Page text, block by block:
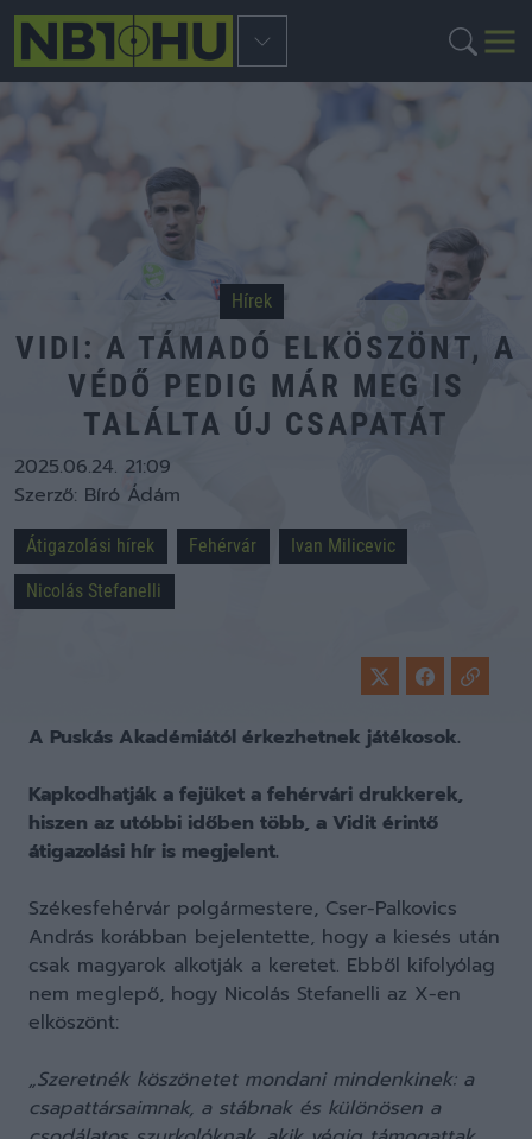
Hírek
VIDI: A TÁMADÓ ELKÖSZÖNT, A
VÉDŐ PEDIG MÁR MEG IS
TALÁLTA ÚJ CSAPATÁT
2025.06.24. 21:09
Szerző: Bíró Ádám
Átigazolási hírek Fehérvár
Ivan Milicevic
Nicolás Stefanelli
A Puskás Akadémiától érkezhetnek játékosok.
Kapkodhatják a fejüket a fehérvári drukkerek,
hiszen az utóbbi időben több, a Vidit érintő
átigazolási hír is megjelent.
Székesfehérvár polgármestere, Cser-Palkovics
András korábban bejelentette, hogy a kiesés után
csak magyarok alkotják a keretet. Ebből kifolyólag
nem meglepő, hogy Nicolás Stefanelli az X-en
elköszönt:
„Szeretnék köszönetet mondani mindenkinek: a
csapattársaimnak, a stábnak és különösen a